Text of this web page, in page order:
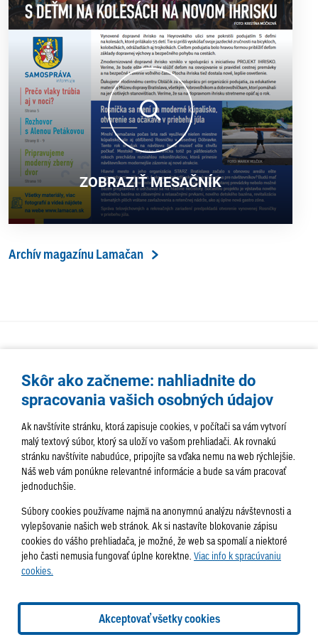
ZOBRAZIŤ MESAČNÍK
Archív magazínu Lamačan
AKTUALITY TÉMA SAMOSPRÁVA
SERVIS
HISTÓRIA PODUJATIA
info@lamac.sk
Dispečing: dispecing@lamac.sk
Doručovanie
novín
Tlačené vydania Sadzobník inzercie
Skôr ako začneme: nahliadnite do
spracovania vašich osobných údajov
Ak navštívite stránku, ktorá zapisuje cookies, v počítači sa vám vytvorí
malý textový súbor, ktorý sa uloží vo vašom prehliadači. Ak rovnakú
stránku navštívite nabudúce, pripojíte sa vďaka nemu na web rýchlejšie.
Náš web vám ponúkne relevantné informácie a bude sa vám pracovať
jednoduchšie.
Súbory cookies používame najmä na anonymnú analýzu návštevnosti a
vylepšovanie našich web stránok. Ak si nastavíte blokovanie zápisu
cookies do vášho prehliadača, je možné, že web sa spomalí a niektoré
jeho časti nemusia fungovať úplne korektne. Viac info k spracúvaniu
cookies.
Akceptovať všetky cookies